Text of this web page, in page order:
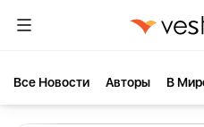
Все Новости Aвторы В